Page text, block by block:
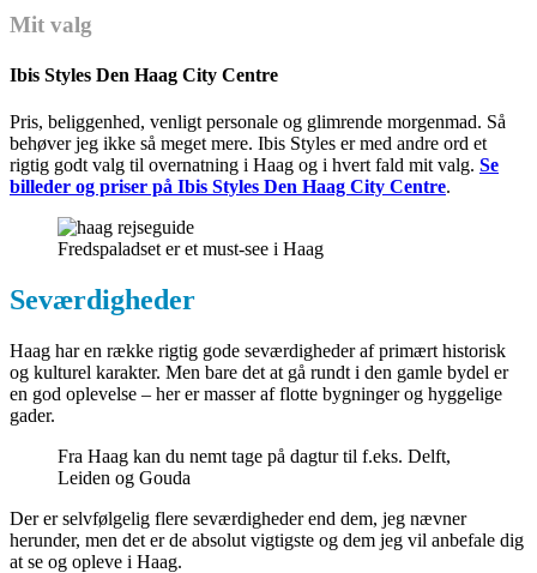
Mit valg
Ibis Styles Den Haag City Centre
Pris, beliggenhed, venligt personale og glimrende morgenmad. Så
behøver jeg ikke så meget mere. Ibis Styles er med andre ord et
rigtig godt valg til overnatning i Haag og i hvert fald mit valg. Se
billeder og priser på Ibis Styles Den Haag City Centre.
Fredspaladset er et must-see i Haag
Seværdigheder
Haag har en række rigtig gode seværdigheder af primært historisk
og kulturel karakter. Men bare det at gå rundt i den gamle bydel er
en god oplevelse – her er masser af flotte bygninger og hyggelige
gader.
Fra Haag kan du nemt tage på dagtur til f.eks. Delft,
Leiden og Gouda
Der er selvfølgelig flere seværdigheder end dem, jeg nævner
herunder, men det er de absolut vigtigste og dem jeg vil anbefale dig
at se og opleve i Haag.